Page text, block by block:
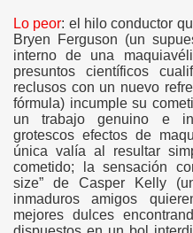
Lo peor: el hilo conductor
Bryen Ferguson (un
interno de una
presuntos científicos
reclusos con un nuevo
fórmula) incumple su
un trabajo genuino e
grotescos efectos de
única valía al resultar
cometido; la sensación
size” de Casper Kelly
inmaduros amigos
mejores dulces